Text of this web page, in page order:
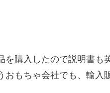
を購入したので説明書も
おもちゃ会社でも、輸入